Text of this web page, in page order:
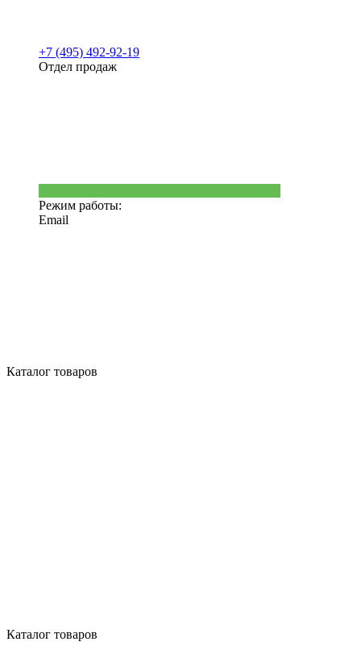
+7 (495) 492-92-19
Отдел продаж
Режим работы:
Email
Каталог товаров
Каталог товаров